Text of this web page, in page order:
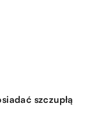
szczupłą